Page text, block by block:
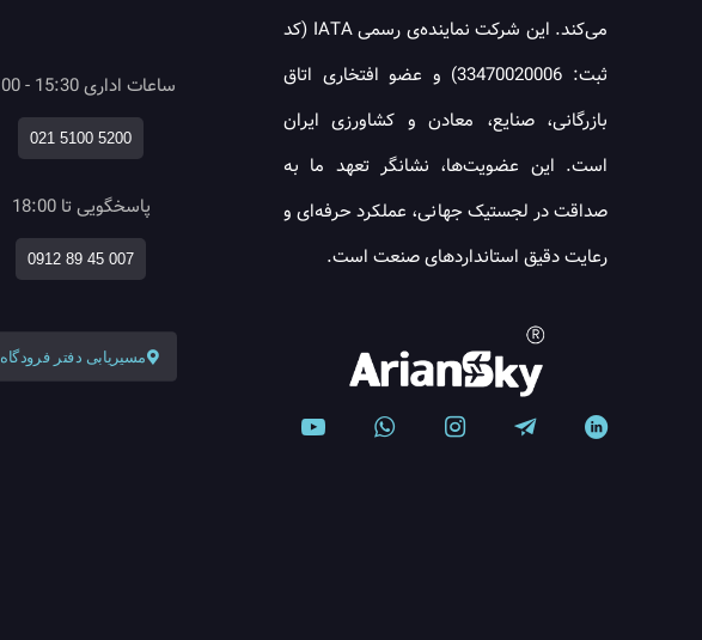
می‌کند. این شرکت نماینده‌ی رسمی IATA (کد
ثبت: 33470020006) و عضو افتخاری اتاق
بازرگانی، صنایع، معادن و کشاورزی ایران
است. این عضویت‌ها، نشانگر تعهد ما به
صداقت در لجستیک جهانی، عملکرد حرفه‌ای و
رعایت دقیق استانداردهای صنعت است.
ساعات اداری 15:30 - 8:00
021 5100 5200
پاسخگویی تا 18:00
0912 89 45 007
مسیریابی دفتر فرودگاه